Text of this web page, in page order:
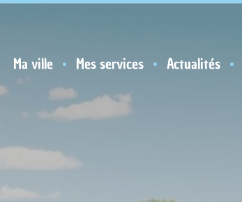
Ma ville Mes services Actualités